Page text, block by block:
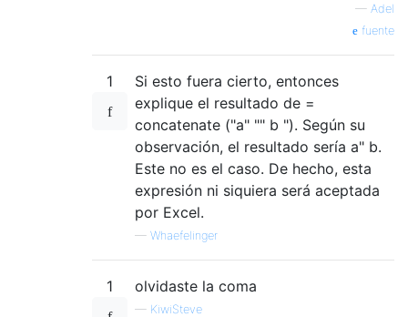
— Adel
fuente
1
Si esto fuera cierto, entonces
explique el resultado de =
concatenate ("a" "" b "). Según su
observación, el resultado sería a" b.
Este no es el caso. De hecho, esta
expresión ni siquiera será aceptada
por Excel.
— Whaefelinger
1 olvidaste la coma
— KiwiSteve